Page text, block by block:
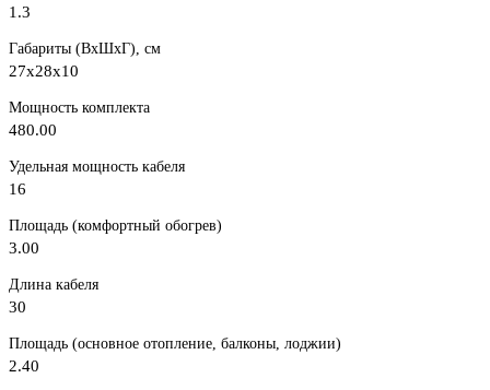
1.3
Габариты (ВхШхГ), см
27x28x10
Мощность комплекта
480.00
Удельная мощность кабеля
16
Площадь (комфортный обогрев)
3.00
Длина кабеля
30
Площадь (основное отопление, балконы, лоджии)
2.40